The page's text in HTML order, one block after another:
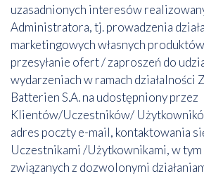
uzasadnionych interesów
Administratora, tj. prowadzenia
marketingowych własnych
przesyłanie ofert / zaproszeń do
wydarzeniach w ramach działalności
Batterien S.A. na udostępniony przez
Klientów/Uczestników/
adres poczty e-mail, kontaktowania
Uczestnikami /Użytkownikami, w tym
związanych z dozwolonymi